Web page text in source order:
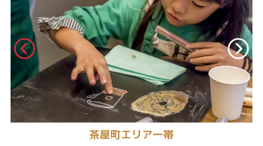
茶屋町エリア一帯